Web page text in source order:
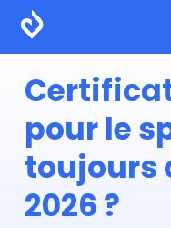
pour le
toujours
2026 ?